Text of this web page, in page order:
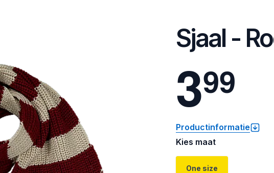
Sjaal -
399
Productinformatie
Kies maat
One size